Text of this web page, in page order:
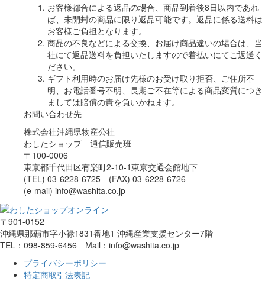
お客様都合による返品の場合、商品到着後8日以内であれ
ば、未開封の商品に限り返品可能です。返品に係る送料は
お客様ご負担となります。
商品の不良などによる交換、お届け商品違いの場合は、当
社にて返品送料を負担いたしますので着払いにてご返送く
ださい。
ギフト利用時のお届け先様のお受け取り拒否、ご住所不
明、お電話番号不明、長期ご不在等による商品変質につき
ましては賠償の責を負いかねます。
お問い合わせ先
株式会社沖縄県物産公社
わしたショップ 通信販売班
〒100-0006
東京都千代田区有楽町2-10-1東京交通会館地下
(TEL) 03-6228-6725 (FAX) 03-6228-6726
(e-mail) info@washita.co.jp
〒901-0152
沖縄県那覇市字小禄1831番地1 沖縄産業支援センター7階
TEL：098-859-6456 Mail：info@washita.co.jp
プライバシーポリシー
特定商取引法表記